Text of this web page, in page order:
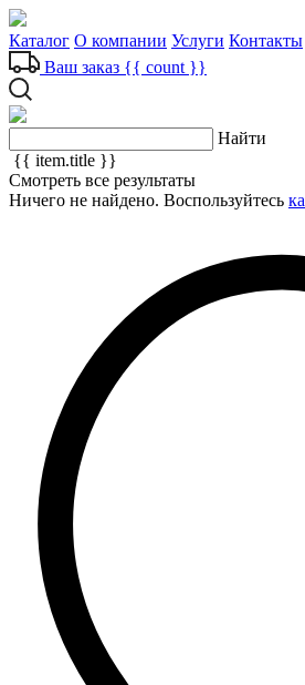
Каталог О компании Услуги Контакты
Ваш заказ {{ count }}
Найти
{{ item.title }}
Смотреть все результаты
Ничего не найдено. Воспользуйтесь